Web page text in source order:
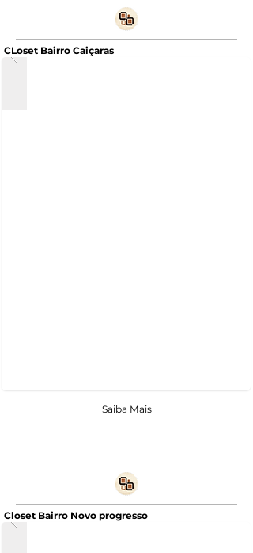
CLoset Bairro Caiçaras
Saiba Mais
Closet Bairro Novo progresso